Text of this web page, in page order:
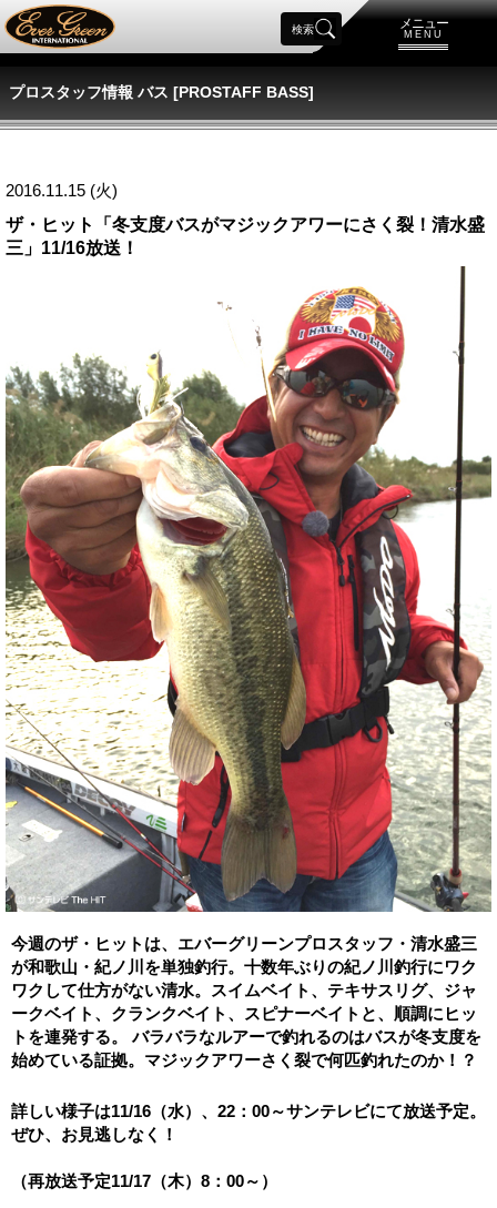
メニュー
MENU
検索
プロスタッフ情報 バス [PROSTAFF BASS]
2016.11.15 (火)
ザ・ヒット「冬支度バスがマジックアワーにさく裂！清水盛
三」11/16放送！
今週のザ・ヒットは、エバーグリーンプロスタッフ・清水盛三
が和歌山・紀ノ川を単独釣行。十数年ぶりの紀ノ川釣行にワク
ワクして仕方がない清水。スイムベイト、テキサスリグ、ジャ
ークベイト、クランクベイト、スピナーベイトと、順調にヒッ
トを連発する。 バラバラなルアーで釣れるのはバスが冬支度を
始めている証拠。マジックアワーさく裂で何匹釣れたのか！？
詳しい様子は11/16（水）、22：00～サンテレビにて放送予定。
ぜひ、お見逃しなく！
（再放送予定11/17（木）8：00～）